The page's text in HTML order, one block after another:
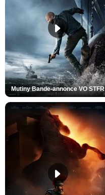
Mutiny Bande-annonce VO STFR